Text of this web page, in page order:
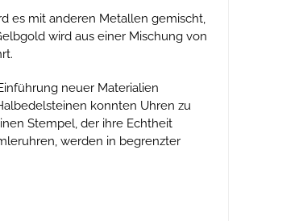
es mit anderen Metallen gemischt,
wird aus einer Mischung von
neuer Materialien
konnten Uhren zu
Stempel, der ihre Echtheit
werden in begrenzter